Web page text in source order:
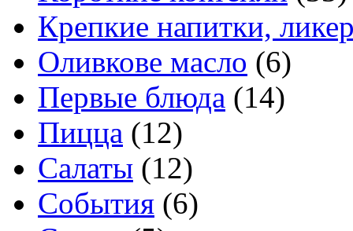
Крепкие напитки,
Оливкове масло (6)
Первые блюда (14)
Пицца (12)
Салаты (12)
События (6)